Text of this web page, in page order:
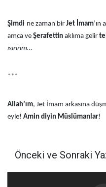
Şimdi ne zaman bir Jet İmam’ın
amca ve Şerafettin aklıma gelir
ısırırım…
***
Allah’ım, Jet İmam arkasına
eyle! Amin diyin Müslümanlar!
Önceki ve Sonraki